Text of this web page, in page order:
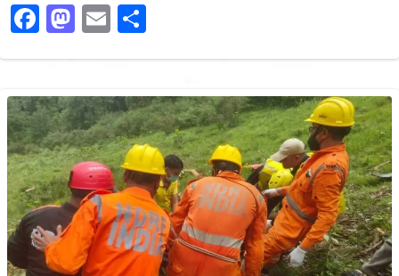
Facebook
Mastodon
Email